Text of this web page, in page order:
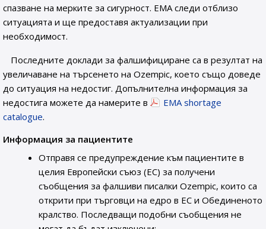
спазване на мерките за сигурност. EMA следи отблизо
ситуацията и ще предоставя актуализации при
необходимост.
Последните доклади за фалшифициране са в резултат на
увеличаване на търсенето на Ozempic, което също доведе
до ситуация на недостиг. Допълнителна информация за
недостига можете да намерите в
EMA shortage
catalogue.
Информация за пациентите
Отправя се предупреждение към пациентите в
целия Европейски съюз (ЕС) за получени
съобщения за фалшиви писалки Ozempic, които са
открити при търговци на едро в ЕС и Обединеното
кралство. Последващи подобни съобщения не